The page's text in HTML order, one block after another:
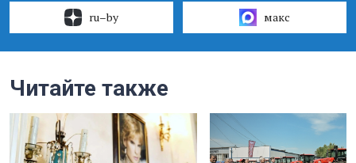
ru–by макс
Читайте также